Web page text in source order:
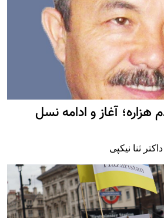
هزاره؛ آغاز و ادامه نسل
داکتر ثنا نیکپی